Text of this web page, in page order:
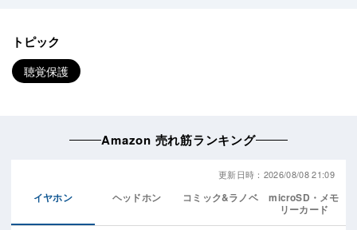
トピック
聴覚保護